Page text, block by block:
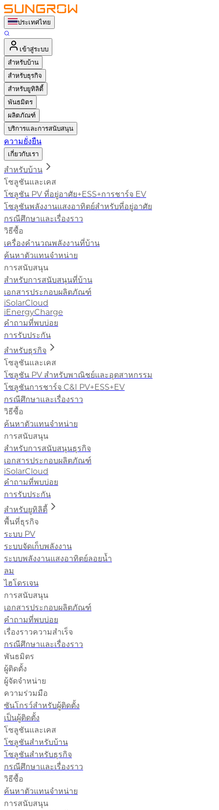
ประเทศไทย
เข้าสู่ระบบ
สำหรับบ้าน
สำหรับธุรกิจ
สำหรับยูทิลิตี้
พันธมิตร
ผลิตภัณฑ์
บริการและการสนับสนุน
ความยั่งยืน
เกี่ยวกับเรา
สำหรับบ้าน
โซลูชันและเคส
โซลูชัน PV ที่อยู่อาศัย+ESS+การชาร์จ EV
โซลูชันพลังงานแสงอาทิตย์สำหรับที่อยู่อาศัย
กรณีศึกษาและเรื่องราว
วิธีซื้อ
เครื่องคำนวณพลังงานที่บ้าน
ค้นหาตัวแทนจำหน่าย
การสนับสนุน
สำหรับการสนับสนุนที่บ้าน
เอกสารประกอบผลิตภัณฑ์
iSolarCloud
iEnergyCharge
คำถามที่พบบ่อย
การรับประกัน
สำหรับธุรกิจ
โซลูชันและเคส
โซลูชัน PV สำหรับพาณิชย์และอุตสาหกรรม
โซลูชันการชาร์จ C&I PV+ESS+EV
กรณีศึกษาและเรื่องราว
วิธีซื้อ
ค้นหาตัวแทนจำหน่าย
การสนับสนุน
สำหรับการสนับสนุนธุรกิจ
เอกสารประกอบผลิตภัณฑ์
iSolarCloud
คำถามที่พบบ่อย
การรับประกัน
สำหรับยูทิลิตี้
พื้นที่ธุรกิจ
ระบบ PV
ระบบจัดเก็บพลังงาน
ระบบพลังงานแสงอาทิตย์ลอยน้ำ
ลม
ไฮโดรเจน
การสนับสนุน
เอกสารประกอบผลิตภัณฑ์
คำถามที่พบบ่อย
เรื่องราวความสำเร็จ
กรณีศึกษาและเรื่องราว
พันธมิตร
ผู้ติดตั้ง
ผู้จัดจำหน่าย
ความร่วมมือ
ซันโกรว์สำหรับผู้ติดตั้ง
เป็นผู้ติดตั้ง
โซลูชันและเคส
โซลูชันสำหรับบ้าน
โซลูชันสำหรับธุรกิจ
กรณีศึกษาและเรื่องราว
วิธีซื้อ
ค้นหาตัวแทนจำหน่าย
การสนับสนุน